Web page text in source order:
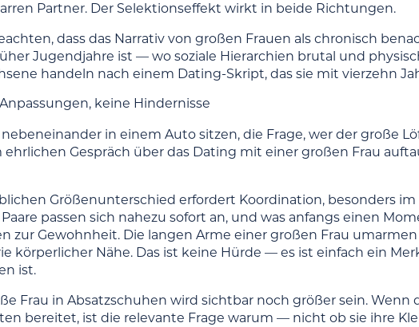
Partner. Der Selektionseffekt wirkt in beide Richtungen.
dass das Narrativ von großen Frauen als chronisch
Jugendjahre ist — wo soziale Hierarchien brutal und
handeln nach einem Dating-Skript, das sie mit vierzehn
keine Hindernisse
in einem Auto sitzen, die Frage, wer der große
ehrlichen Gespräch über das Dating mit einer großen Frau
Größenunterschied erfordert Koordination, besonders im
passen sich nahezu sofort an, und was anfangs einen
zur Gewohnheit. Die langen Arme einer großen Frau
körperlicher Nähe. Das ist keine Hürde — es ist einfach ein
ist.
Frau in Absatzschuhen wird sichtbar noch größer sein. Wenn
bereitet, ist die relevante Frage warum — nicht ob sie ihre